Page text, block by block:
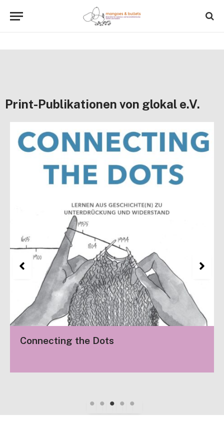
Print-Publikationen von glokal e.V.
Connecting the Dots